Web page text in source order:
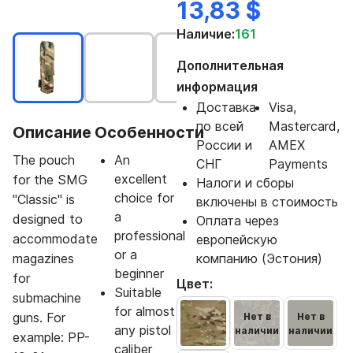
Описание
The pouch
for the SMG
"Classic" is
designed to
accommodate
magazines
for
submachine
guns. For
example: PP-
Особенности
An
excellent
choice for
a
professional
or a
beginner
Suitable
for almost
any pistol
caliber
13,83 $
Наличие:161
Дополнительная
информация
Доставка
по всей
России и
СНГ
Visa,
Mastercard,
AMEX
Payments
Налоги и сборы
включены в стоимость
Оплата через
европейскую
компанию (Эстония)
Цвет:
Нет в
наличии
Нет в
наличии